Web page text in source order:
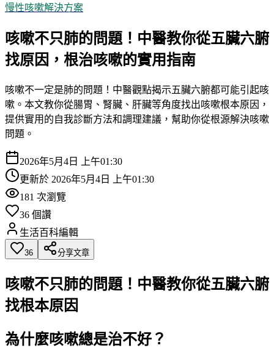
慢性咳嗽解決方案
咳嗽不只肺的問題！中醫教你從五臟六腑
找原因，根治咳嗽的實用指南
咳嗽不一定是肺的問題！中醫觀點揭示五臟六腑都可能引起咳
嗽。本文教你從腸胃、腎臟、肝臟等角度找出咳嗽根本原因，
提供實用的自我診斷方法和調理建議，幫助你從根源解決咳嗽
問題。
2026年5月4日 上午01:30
更新於 2026年5月4日 上午01:30
181 次瀏覽
36 個讚
生活百科編輯
36 分享文章
咳嗽不只肺的問題！中醫教你從五臟六腑
找根本原因
為什麼咳嗽總是治不好？